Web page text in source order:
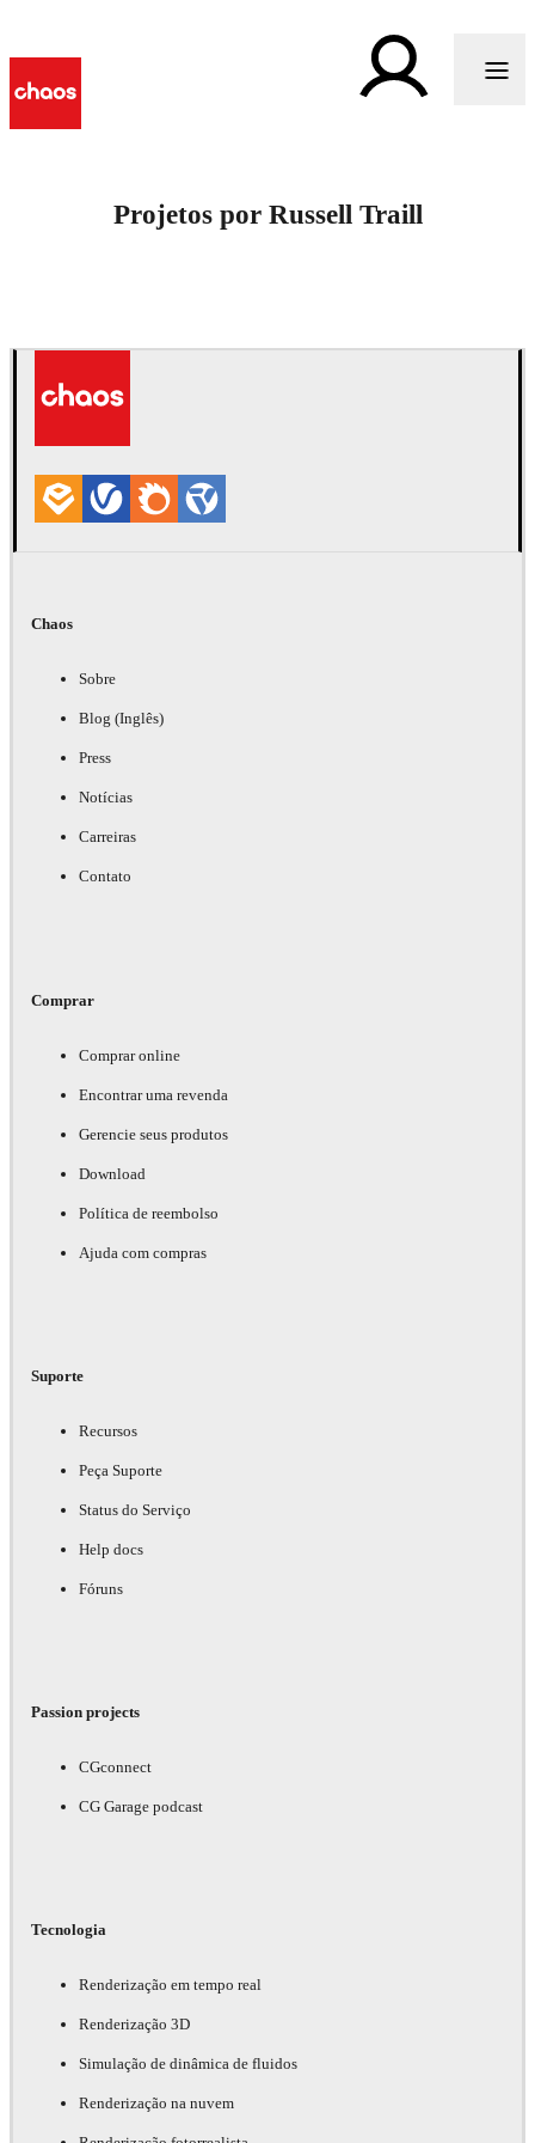
Projetos por Russell Traill
Chaos
Sobre
Blog (Inglês)
Press
Notícias
Carreiras
Contato
Comprar
Comprar online
Encontrar uma revenda
Gerencie seus produtos
Download
Política de reembolso
Ajuda com compras
Suporte
Recursos
Peça Suporte
Status do Serviço
Help docs
Fóruns
Passion projects
CGconnect
CG Garage podcast
Tecnologia
Renderização em tempo real
Renderização 3D
Simulação de dinâmica de fluidos
Renderização na nuvem